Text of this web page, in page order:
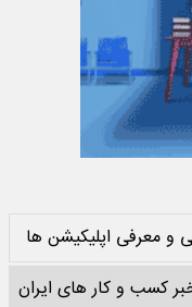
و معرفی اپلیکیشن ها
کسب و کار های ایران